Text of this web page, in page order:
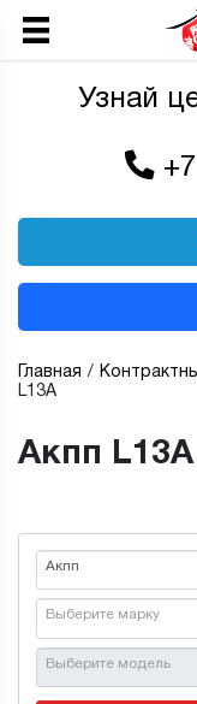
Узнай
Главная
L13A
Акпп L13A
Акпп
Выберите марку
Выберите модель